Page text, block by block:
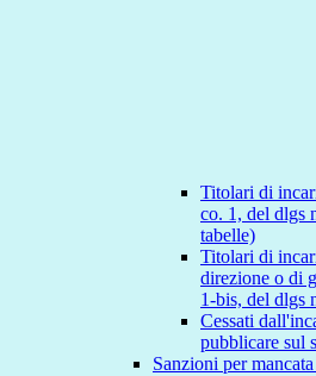
Titolari di
co. 1, del dlgs
tabelle)
Titolari di
direzione o di
1-bis, del dlgs
Cessati
pubblicare sul
Sanzioni per